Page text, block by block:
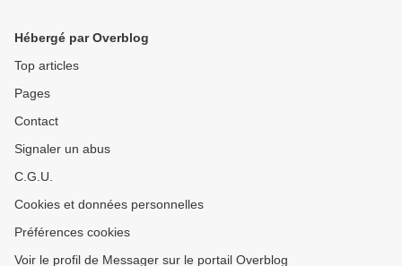
Hébergé par Overblog
Top articles
Pages
Contact
Signaler un abus
C.G.U.
Cookies et données personnelles
Préférences cookies
Voir le profil de Messager sur le portail Overblog